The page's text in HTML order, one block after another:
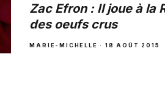
Zac Efron : Il joue à la
des oeufs crus
MARIE-MICHELLE · 18 AOÛT 2015